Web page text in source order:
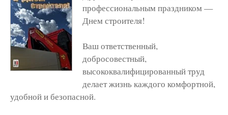
профессиональным праздником —
Днем строителя!
Ваш ответственный,
добросовестный,
высококвалифицированный труд
делает жизнь каждого комфортной,
удобной и безопасной.